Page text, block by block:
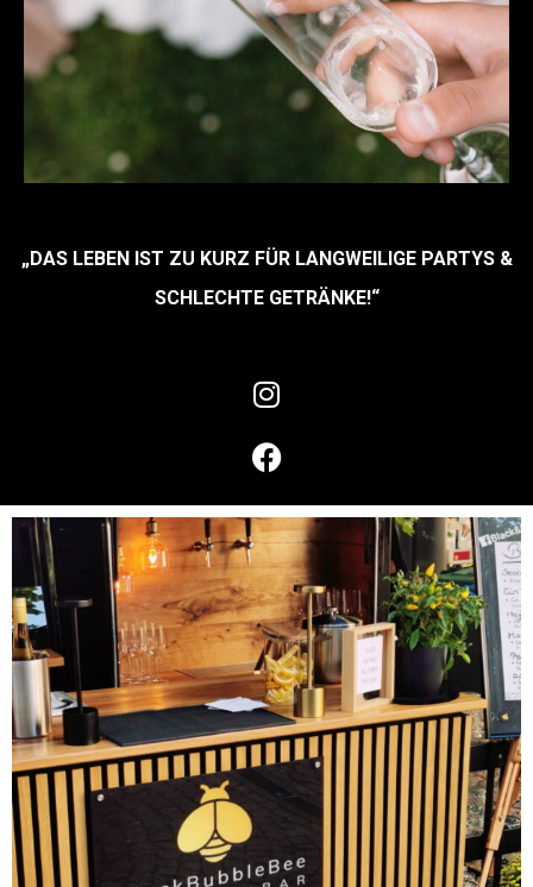
„DAS LEBEN IST ZU KURZ FÜR LANGWEILIGE PARTYS &
SCHLECHTE GETRÄNKE!“